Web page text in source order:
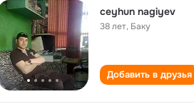
ceyhun nagiyev
38 лет, Баку
Добавить в друзья